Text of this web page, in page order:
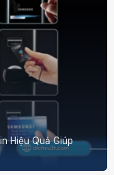
Hiệu Quả Giúp